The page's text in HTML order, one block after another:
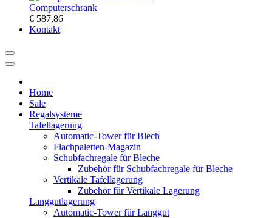
Computerschrank
€ 587,86
Kontakt
Home
Sale
Regalsysteme
Tafellagerung
Automatic-Tower für Blech
Flachpaletten-Magazin
Schubfachregale für Bleche
Zubehör für Schubfachregale für Bleche
Vertikale Tafellagerung
Zubehör für Vertikale Lagerung
Langgutlagerung
Automatic-Tower für Langgut